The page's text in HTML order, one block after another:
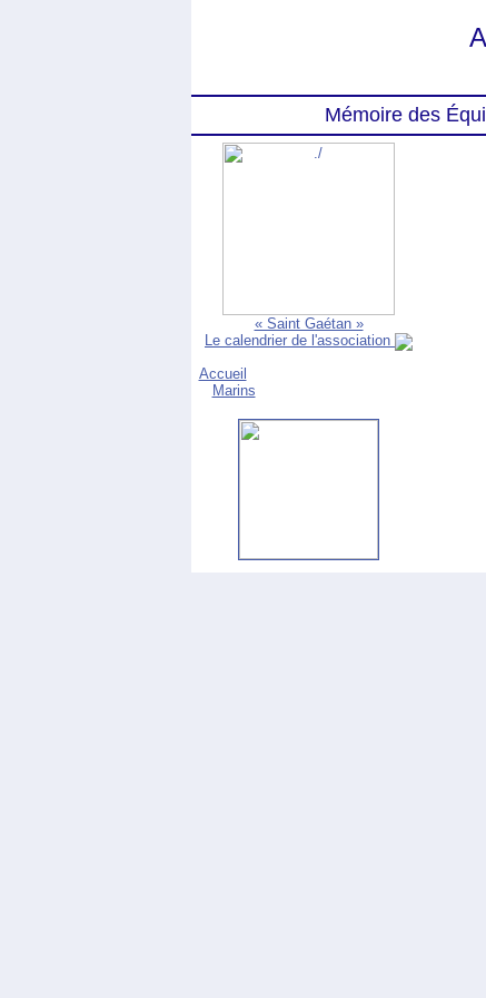
Mémoire des
« Saint Gaétan »
Le calendrier de l'association
Accueil
Marins